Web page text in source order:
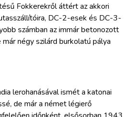
Fokkerekről áttért az akkori
DC-2-esek és DC-3-
számban az immár betonozott
négy szilárd burkolatú pálya
lerohanásával ismét a katonai
de már a német légierő